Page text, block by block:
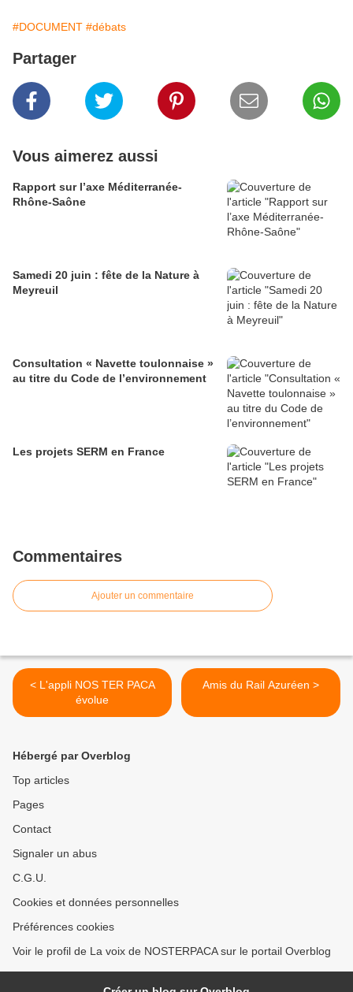
#DOCUMENT #débats
Partager
Vous aimerez aussi
Rapport sur l’axe Méditerranée-
Rhône-Saône
Samedi 20 juin : fête de la Nature à
Meyreuil
Consultation « Navette toulonnaise »
au titre du Code de l’environnement
Les projets SERM en France
Commentaires
Ajouter un commentaire
< L'appli NOS TER PACA
évolue
Amis du Rail Azuréen >
Hébergé par Overblog
Top articles
Pages
Contact
Signaler un abus
C.G.U.
Cookies et données personnelles
Préférences cookies
Voir le profil de La voix de NOSTERPACA sur le portail Overblog